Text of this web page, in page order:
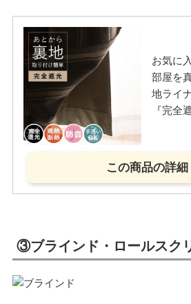
お気に
部屋を
地ライ
『完全
この商品の詳細
③ブラインド・ロールスク